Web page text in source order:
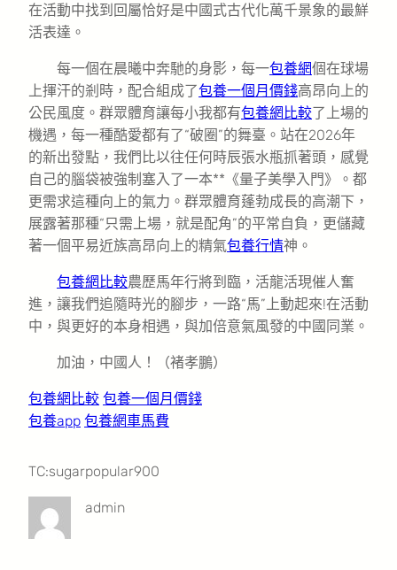
在活動中找到回屬恰好是中國式古代化萬千景象的最鮮
活表達。
每一個在晨曦中奔馳的身影，每一包養網個在球場
上揮汗的剎時，配合組成了包養一個月價錢高昂向上的
公民風度。群眾體育讓每小我都有包養網比較了上場的
機遇，每一種酷愛都有了“破圈”的舞臺。站在2026年
的新出發點，我們比以往任何時辰張水瓶抓著頭，感覺
自己的腦袋被強制塞入了一本**《量子美學入門》。都
更需求這種向上的氣力。群眾體育蓬勃成長的高潮下，
展露著那種“只需上場，就是配角”的平常自負，更儲藏
著一個平易近族高昂向上的精氣包養行情神。
包養網比較農歷馬年行將到臨，活龍活現催人奮
進，讓我們追隨時光的腳步，一路“馬”上動起來!在活動
中，與更好的本身相遇，與加倍意氣風發的中國同業。
加油，中國人！（褚孝鵬）
包養網比較 包養一個月價錢
包養app 包養網車馬費
TC:sugarpopular900
admin